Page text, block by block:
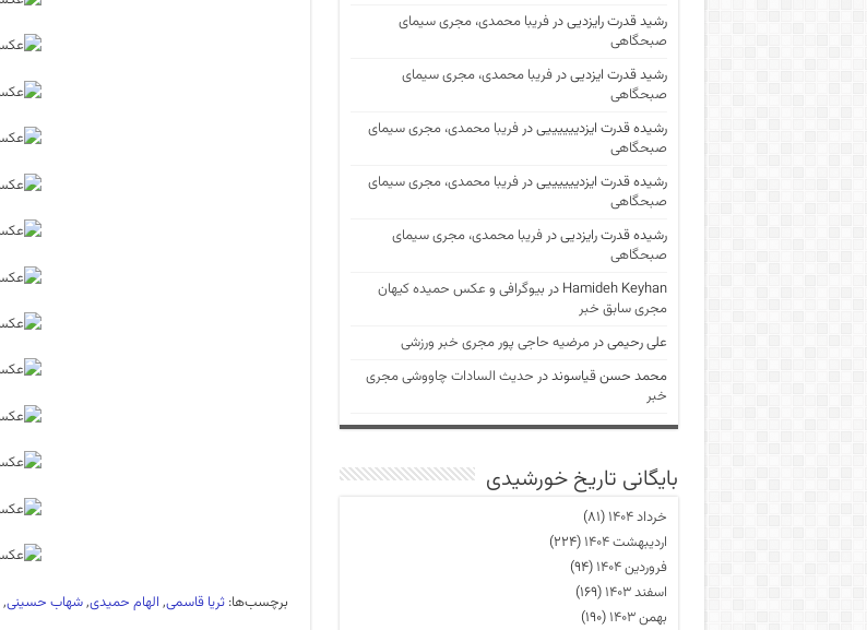
برچسب‌ها:ثریا قاسمی, الهام حمیدی,شهاب حسینی,
رشید قدرت رایزدییدرفریبا محمدی، مجری سیمای
صبحگاهی
رشید قدرت ایزدییدرفریبا محمدی، مجری سیمای
صبحگاهی
رشیده قدرت ایزدیییییییدرفریبا محمدی، مجری سیمای
صبحگاهی
رشیده قدرت ایزدیییییییدرفریبا محمدی، مجری سیمای
صبحگاهی
رشیده قدرت رایزدییدرفریبا محمدی، مجری سیمای
صبحگاهی
Hamideh Keyhan در بیوگرافی و عکس حمیده کیهان
مجری سابق خبر
علی رحیمیدرمرضیه حاجی پور مجری خبر ورزشی
محمد حسن قیاسونددر حدیث السادات چاووشی مجری
خبر
بایگانی تاریخ خورشیدی
خرداد ۱۴۰۴
(۸۱)
اردیبهشت ۱۴۰۴
(۲۲۴)
فروردین ۱۴۰۴
(۹۴)
اسفند ۱۴۰۳
(۱۶۹)
بهمن ۱۴۰۳
(۱۹۰)